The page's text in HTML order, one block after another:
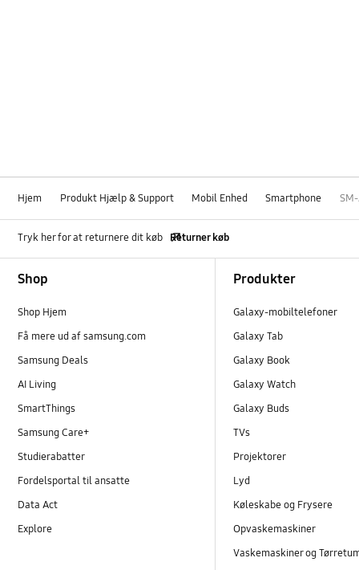
Hjem Produkt Hjælp & Support Mobil Enhed Smartphone
Tryk her for at returnere dit køb Returner køb
Shop
Shop Hjem
Få mere ud af samsung.com
Samsung Deals
AI Living
SmartThings
Samsung Care+
Studierabatter
Fordelsportal til ansatte
Data Act
Explore
Produkter
Galaxy-mobiltelefoner
Galaxy Tab
Galaxy Book
Galaxy Watch
Galaxy Buds
TVs
Projektorer
Lyd
Køleskabe og Frysere
Opvaskemaskiner
Vaskemaskiner og